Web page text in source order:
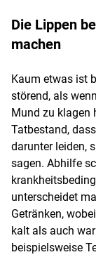
Die Lippen
machen
Kaum etwas ist
störend, als
Mund zu klagen
Tatbestand,
darunter leiden,
sagen. Abhilfe
unterscheidet
Getränken,
kalt als auch
beispielsweise